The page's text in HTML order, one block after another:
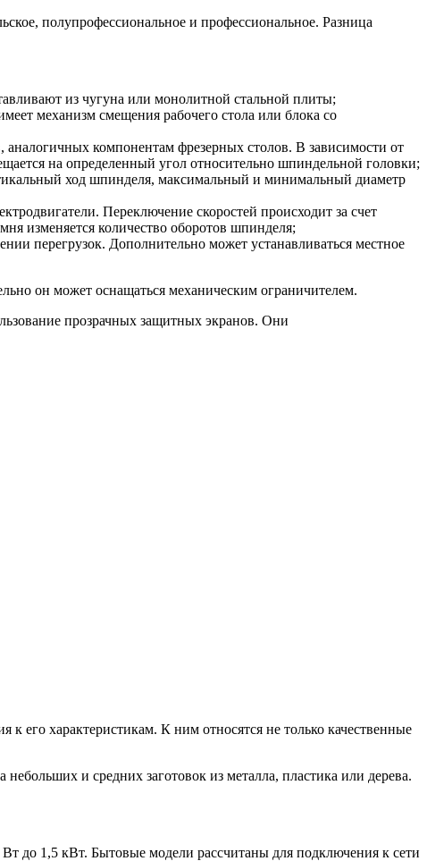
полупрофессиональное и профессиональное. Разница
из чугуна или монолитной стальной плиты;
механизм смещения рабочего стола или блока со
компонентам фрезерных столов. В зависимости от
на определенный угол относительно шпиндельной головки;
ход шпинделя, максимальный и минимальный диаметр
Переключение скоростей происходит за счет
изменяется количество оборотов шпинделя;
перегрузок. Дополнительно может устанавливаться местное
он может оснащаться механическим ограничителем.
прозрачных защитных экранов. Они
его характеристикам. К ним относятся не только качественные
и средних заготовок из металла, пластика или дерева.
до 1,5 кВт. Бытовые модели рассчитаны для подключения к сети